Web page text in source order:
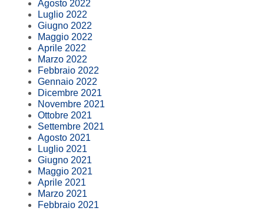
Agosto 2022
Luglio 2022
Giugno 2022
Maggio 2022
Aprile 2022
Marzo 2022
Febbraio 2022
Gennaio 2022
Dicembre 2021
Novembre 2021
Ottobre 2021
Settembre 2021
Agosto 2021
Luglio 2021
Giugno 2021
Maggio 2021
Aprile 2021
Marzo 2021
Febbraio 2021